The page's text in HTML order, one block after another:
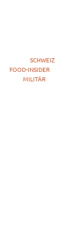
SCHWEIZ
FOOD-INSIDER
MILITÄR